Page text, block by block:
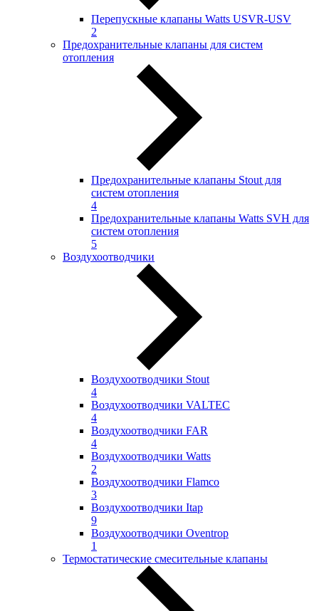
Перепускные клапаны Watts USVR-USV
2
Предохранительные клапаны для систем
отопления
Предохранительные клапаны Stout для
систем отопления
4
Предохранительные клапаны Watts SVH для
систем отопления
5
Воздухоотводчики
Воздухоотводчики Stout
4
Воздухоотводчики VALTEC
4
Воздухоотводчики FAR
4
Воздухоотводчики Watts
2
Воздухоотводчики Flamco
3
Воздухоотводчики Itap
9
Воздухоотводчики Oventrop
1
Термостатические смесительные клапаны